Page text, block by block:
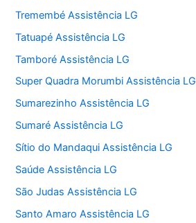
Tremembé Assistência LG
Tatuapé Assistência LG
Tamboré Assistência LG
Super Quadra Morumbi Assistência LG
Sumarezinho Assistência LG
Sumaré Assistência LG
Sítio do Mandaqui Assistência LG
Saúde Assistência LG
São Judas Assistência LG
Santo Amaro Assistência LG